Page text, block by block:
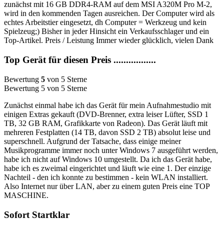
zunächst mit 16 GB DDR4-RAM auf dem MSI A320M Pro M-2,
wird in den kommenden Tagen ausreichen. Der Computer wird als
echtes Arbeitstier eingesetzt, dh Computer = Werkzeug und kein
Spielzeug;) Bisher in jeder Hinsicht ein Verkaufsschlager und ein
Top-Artikel. Preis / Leistung Immer wieder glücklich, vielen Dank
Top Gerät für diesen Preis .................
Bewertung 5 von 5 Sterne
Bewertung 5 von 5 Sterne
Zunächst einmal habe ich das Gerät für mein Aufnahmestudio mit
einigen Extras gekauft (DVD-Brenner, extra leiser Lüfter, SSD 1
TB, 32 GB RAM, Grafikkarte von Radeon). Das Gerät läuft mit
mehreren Festplatten (14 TB, davon SSD 2 TB) absolut leise und
superschnell. Aufgrund der Tatsache, dass einige meiner
Musikprogramme immer noch unter Windows 7 ausgeführt werden,
habe ich nicht auf Windows 10 umgestellt. Da ich das Gerät habe,
habe ich es zweimal eingerichtet und läuft wie eine 1. Der einzige
Nachteil - den ich konnte zu bestimmen - kein WLAN installiert.
Also Internet nur über LAN, aber zu einem guten Preis eine TOP
MASCHINE.
Sofort Startklar